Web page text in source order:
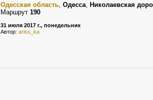
Одесская область, Одесса, Николаевская
Маршрут 190
31 июля 2017 г., понедельник
Автор: ariss_ka